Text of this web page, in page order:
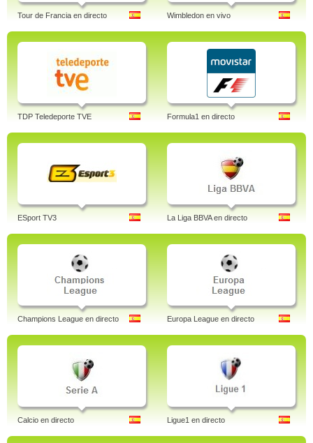
Tour de Francia en directo Wimbledon en vivo
TDP Teledeporte TVE Formula1 en directo
ESport TV3 La Liga BBVA en directo
Champions League en directo Europa League en directo
Calcio en directo Ligue1 en directo